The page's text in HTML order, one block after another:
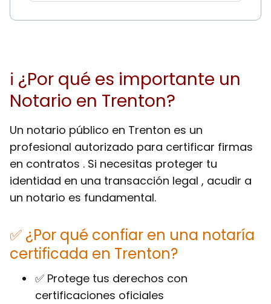
ℹ ¿Por qué es importante un
Notario en Trenton?
Un notario público en Trenton es un
profesional autorizado para certificar firmas
en contratos . Si necesitas proteger tu
identidad en una transacción legal , acudir a
un notario es fundamental.
✅ ¿Por qué confiar en una notaría
certificada en Trenton?
✅ Protege tus derechos con
certificaciones oficiales